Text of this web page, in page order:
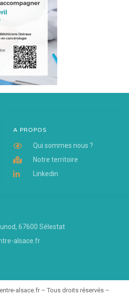
67600 Sélestat
alsace.fr
A PROPOS
Qui sommes nous ?
Notre territoire
Linkedin
alsace.fr – Tous droits réservés –